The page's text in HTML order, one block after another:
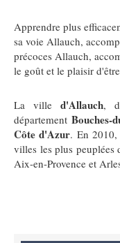
Apprendre plus
sa voie Allauch,
précoces Allauch,
le goût et le plaisir
La ville d'Allauch,
département Bouches-
Côte d'Azur. En
villes les plus peuplées
Aix-en-Provence et